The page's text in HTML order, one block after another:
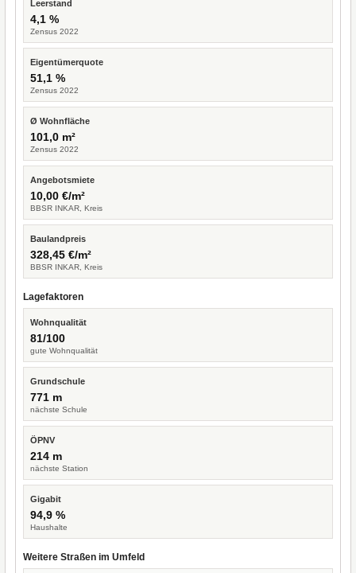
Leerstand
4,1 %
Zensus 2022
Eigentümerquote
51,1 %
Zensus 2022
Ø Wohnfläche
101,0 m²
Zensus 2022
Angebotsmiete
10,00 €/m²
BBSR INKAR, Kreis
Baulandpreis
328,45 €/m²
BBSR INKAR, Kreis
Lagefaktoren
Wohnqualität
81/100
gute Wohnqualität
Grundschule
771 m
nächste Schule
ÖPNV
214 m
nächste Station
Gigabit
94,9 %
Haushalte
Weitere Straßen im Umfeld